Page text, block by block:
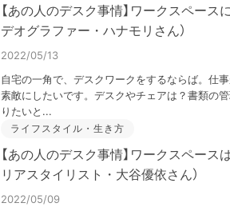
【あの人のデスク事情】ワークスペー
デオグラファー・ハナモリさん）
2022/05/13
自宅の一角で、デスクワークをするならば。仕
素敵にしたいです。デスクやチェアは？書類の
りたいと...
ライフスタイル・生き方
【あの人のデスク事情】ワークスペー
リアスタイリスト・大谷優依さん）
2022/05/09